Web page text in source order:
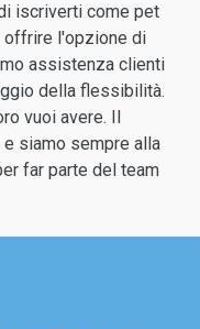
iscriverti come pet
offrire l'opzione di
assistenza clienti
della flessibilità.
vuoi avere. Il
siamo sempre alla
far parte del team